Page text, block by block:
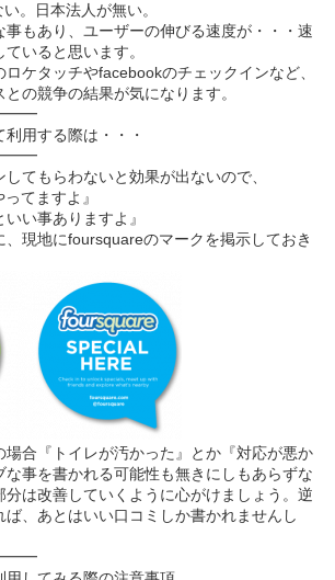
。日本法人が無い。
事もあり、ユーザーの伸びる速度が・・・速
いると思います。
ケタッチやfacebookのチェックインなど、
の競争の結果が気になります。
用する際は・・・
てもらわないと効果が出ないので、
てますよ』
いい事ありますよ』
、現地にfoursquareのマークを掲示しておき
場合『トイレが汚かった』とか『対応が悪か
な事を書かれる可能性も無きにしもあらずな
は改善していくように心がけましょう。逆
ば、あとはいい口コミしか書かれませんし